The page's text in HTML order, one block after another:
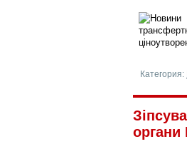
Категория:
органи